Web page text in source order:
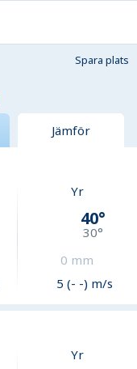
Spara plats
Jämför
Yr
40°
30°
0 mm
5 (- -) m/s
Yr